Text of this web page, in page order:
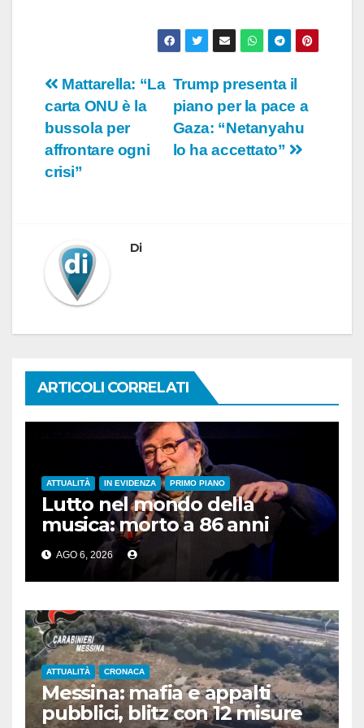
Navigazione
articoli
Trump presenta il
piano per la pace a
Gaza: “Netanyahu
lo ha accettato”
Mattarella: “La
carta ONU è la
bussola per
affrontare ogni
crisi”
Di
ARTICOLI CORRELATI
ATTUALITÀ IN EVIDENZA PRIMO PIANO
Lutto nel mondo della
musica: morto a 86 anni
Francesco Guccini
AGO 6, 2026
ATTUALITÀ CRONACA
Messina: mafia e appalti
pubblici, blitz con 12 misure